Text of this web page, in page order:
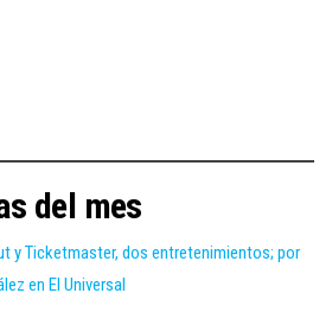
del mes
y Ticketmaster, dos entretenimientos; por
en El Universal